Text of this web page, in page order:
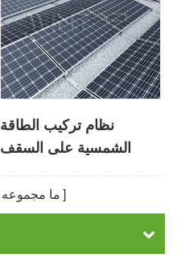
نظام تركيب الطاقة
الشمسية على السقف
ما مجموعه